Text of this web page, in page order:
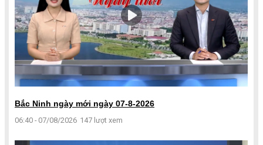
Bắc Ninh ngày mới ngày 07-8-2026
06:40 - 07/08/2026 147 lượt xem